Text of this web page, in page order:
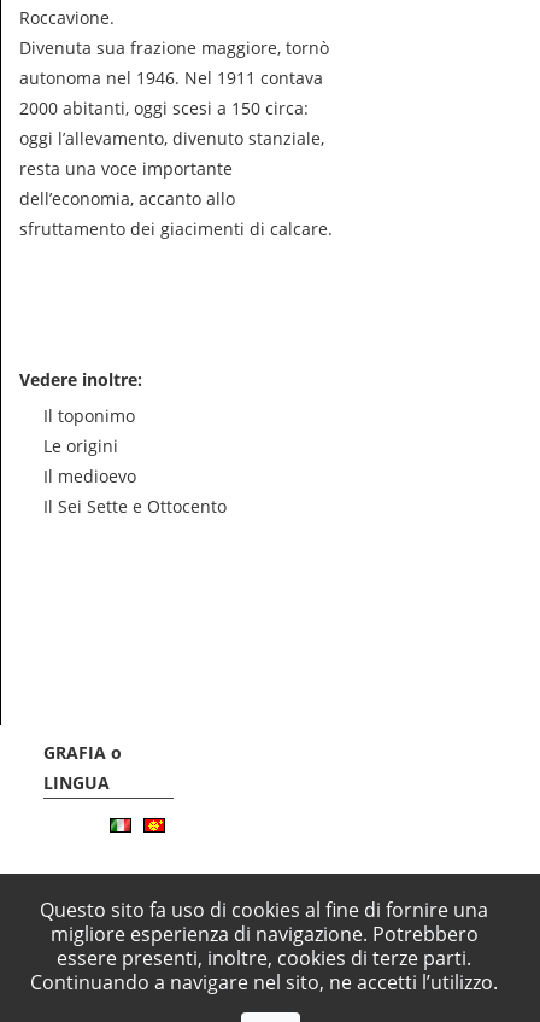
Roccavione.
Divenuta sua frazione maggiore, tornò
autonoma nel 1946. Nel 1911 contava
2000 abitanti, oggi scesi a 150 circa:
oggi l’allevamento, divenuto stanziale,
resta una voce importante
dell’economia, accanto allo
sfruttamento dei giacimenti di calcare.
Vedere inoltre:
Il toponimo
Le origini
Il medioevo
Il Sei Sette e Ottocento
GRAFIA o
LINGUA
Progetto promosso dalla Comunità Montna Alpi del Mare, finanziato dalla
nell'ambito del programma degli interventi previsti dalla Legge 15
minoranze linguistiche storiche", coordinato dall'Assessorato alla Cultura
Questo sito fa uso di cookies al fine di fornire una
migliore esperienza di navigazione. Potrebbero
essere presenti, inoltre, cookies di terze parti.
Continuando a navigare nel sito, ne accetti l’utilizzo.